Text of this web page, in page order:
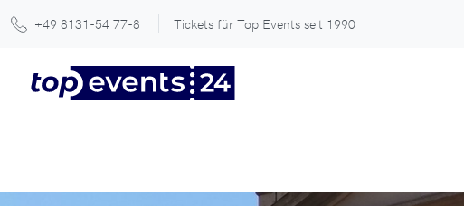
+49 8131-54 77-8 Tickets für Top Events seit 1990